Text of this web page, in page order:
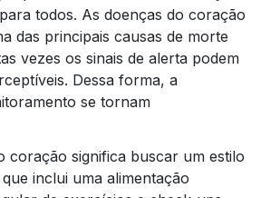
todos. As doenças do coração
das principais causas de morte
vezes os sinais de alerta podem
Dessa forma, a
se tornam
coração significa buscar um estilo
inclui uma alimentação